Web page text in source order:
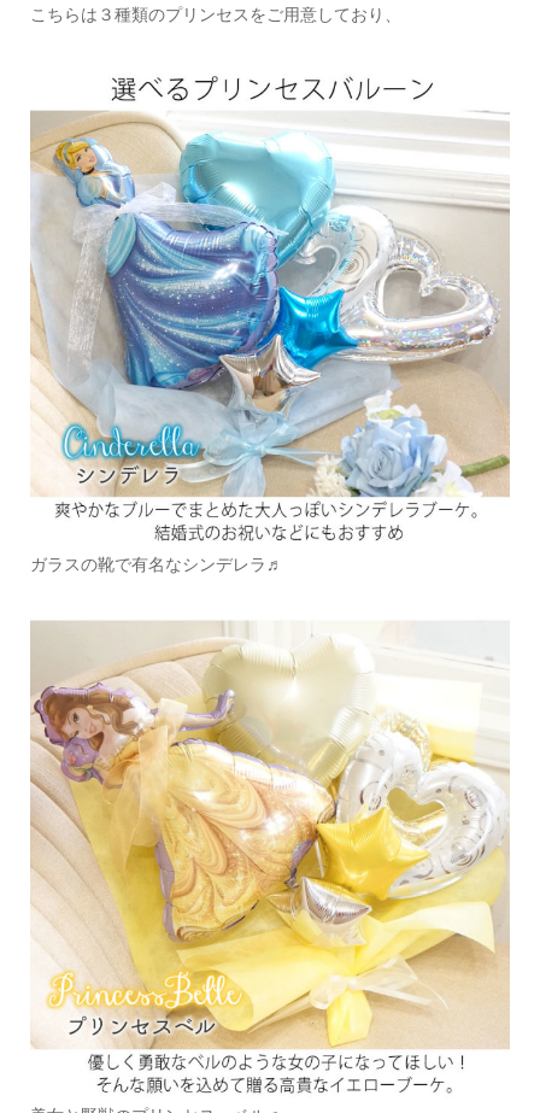
こちらは３種類のプリンセスをご用意しており、
ガラスの靴で有名なシンデレラ♬